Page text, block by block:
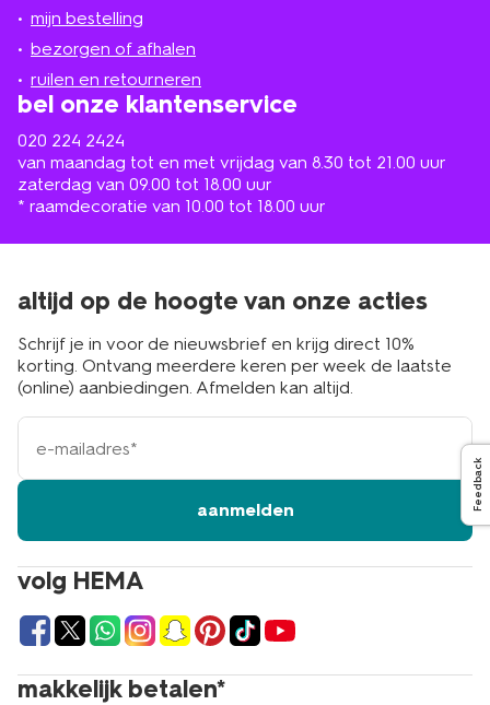
mijn bestelling
bezorgen of afhalen
ruilen en retourneren
bel onze klantenservice
020 224 2424
van maandag tot en met vrijdag van 8.30 tot 21.00 uur
zaterdag van 09.00 tot 18.00 uur
* raamdecoratie van 10.00 tot 18.00 uur
in
de
buurt
volg HEMA
makkelijk betalen*
altijd op de hoogte van onze acties
Schrijf je in voor de nieuwsbrief en krijg direct 10%
korting. Ontvang meerdere keren per week de laatste
(online) aanbiedingen. Afmelden kan altijd.
e-
mailadres
aanmelden Feedback